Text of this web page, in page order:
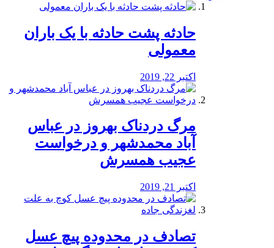
️حادثه پشت حادثه با یک باران
معمولی
اکتبر 22, 2019
مرگ دردناک بهروز در عباس
آباد محمدشهر و درخواست
عجیب همسرش
اکتبر 21, 2019
تصادف در محدوده پیچ عسل